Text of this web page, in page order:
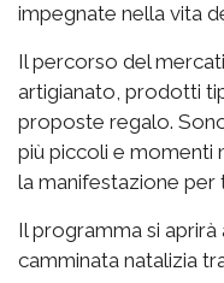
impegnate nella vita
Il percorso del
artigianato, prodotti
proposte regalo.
più piccoli e momenti
la manifestazione per
Il programma si
camminata natalizia